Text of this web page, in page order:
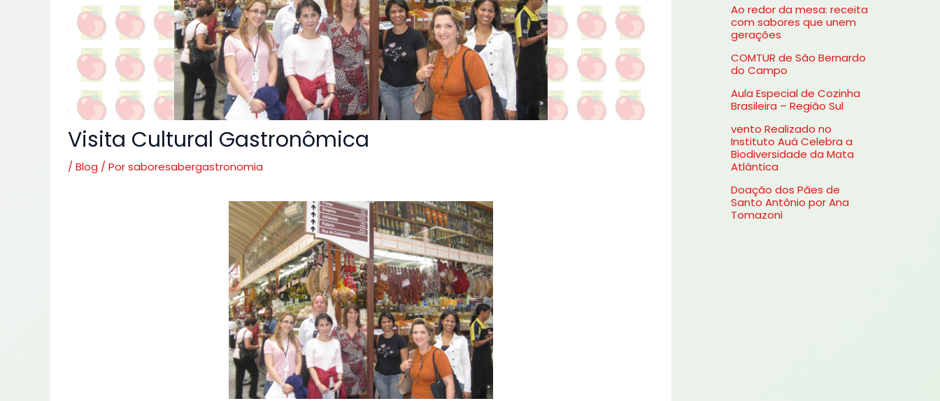
Visita Cultural Gastronômica
/ Blog / Porsaboresabergastronomia
s
a
r
o
:
Ao redor da mesa: receita
com sabores que unem
gerações
COMTUR de São Bernardo
do Campo
Aula Especial de Cozinha
Brasileira – Região Sul
vento Realizado no
Instituto Auá Celebra a
Biodiversidade da Mata
Atlântica
Doação dos Pães de
Santo Antônio por Ana
Tomazoni